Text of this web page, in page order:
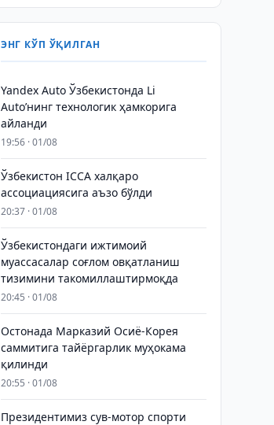
ЭНГ КЎП ЎҚИЛГАН
Yandex Auto Ўзбекистонда Li
Auto’нинг технологик ҳамкорига
айланди
19:56 · 01/08
Ўзбекистон ICCA халқаро
ассоциациясига аъзо бўлди
20:37 · 01/08
Ўзбекистондаги ижтимоий
муассасалар соғлом овқатланиш
тизимини такомиллаштирмоқда
20:45 · 01/08
Остонада Марказий Осиё-Корея
саммитига тайёргарлик муҳокама
қилинди
20:55 · 01/08
Президентимиз сув-мотор спорти